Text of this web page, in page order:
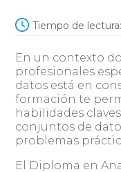
Tiempo de lectura:
En un contexto
profesionales
datos está en
formación te
habilidades
conjuntos de
problemas
El Diploma en